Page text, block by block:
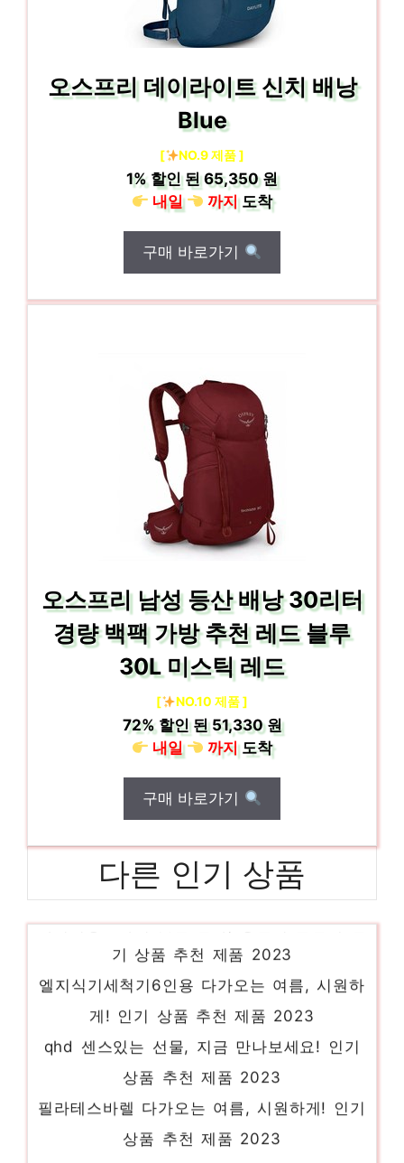
오스프리 데이라이트 신치 배낭
Blue
[ NO.9 제품 ]
1%할인 된65,350 원
내일
까지도착
구매 바로가기
오스프리 남성 등산 배낭 30리터
경량 백팩 가방 추천 레드 블루
30L 미스틱 레드
[ NO.10 제품 ]
72%할인 된51,330 원
내일
까지도착
구매 바로가기
다른 인기 상품
기 상품 추천 제품 2023
엘지식기세척기6인용 다가오는 여름, 시원하
게! 인기 상품 추천 제품 2023
qhd 센스있는 선물, 지금 만나보세요! 인기
상품 추천 제품 2023
필라테스바렐 다가오는 여름, 시원하게! 인기
상품 추천 제품 2023